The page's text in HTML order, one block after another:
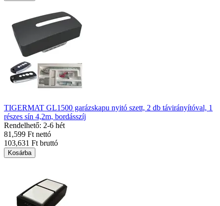
TIGERMAT GL1500 garázskapu nyitó szett, 2 db távirányítóval, 1
részes sín 4,2m, bordásszíj
Rendelhető: 2-6 hét
81,599 Ft nettó
103,631 Ft bruttó
Kosárba